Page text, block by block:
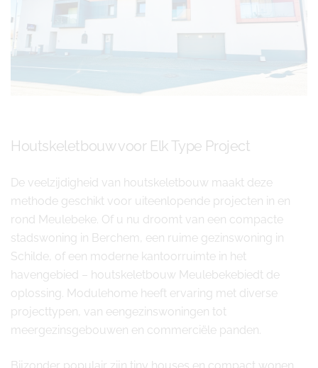
Houtskeletbouw voor Elk Type Project
De veelzijdigheid van houtskeletbouw maakt deze
methode geschikt voor uiteenlopende projecten in en
rond Meulebeke. Of u nu droomt van een compacte
stadswoning in Berchem, een ruime gezinswoning in
Schilde, of een moderne kantoorruimte in het
havengebied – houtskeletbouw Meulebekebiedt de
oplossing. Modulehome heeft ervaring met diverse
projecttypen, van eengezinswoningen tot
meergezinsgebouwen en commerciële panden.